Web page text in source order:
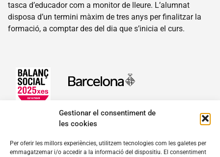
Gestionar el consentiment de
les cookies
Per oferir les millors experiències, utilitzem tecnologies com les galetes per
emmagatzemar i/o accedir a la informació del dispositiu. El consentiment
Contacte
tasca d’educador com a monitor de lleure. L’alumnat
disposa d’un termini màxim de tres anys per finalitzar la
formació, a comptar des del dia que s’inicia el curs.
fundacio@josepcarol.cat
Mare de Déu del Pilar, 16-18. 08003 Barcelona